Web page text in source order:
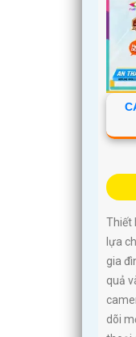
Thiết
lựa
gia
quả
dõi